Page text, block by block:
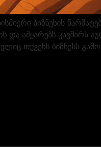
ბიზნესის
ამყარებს კავშირს
თქვენს ბიზნესს